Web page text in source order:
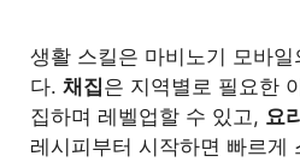
생활 스킬은 마비노기 모바
다. 채집은 지역별로 필요한
집하며 레벨업할 수 있고, 요
레시피부터 시작하면 빠르게